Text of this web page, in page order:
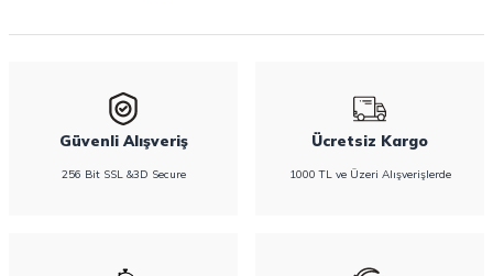
Güvenli Alışveriş
256 Bit SSL &3D Secure
Ücretsiz Kargo
1000 TL ve Üzeri Alışverişlerde